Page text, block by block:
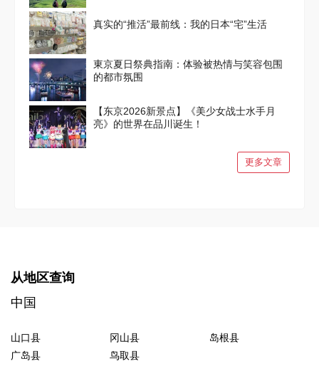
真实的“推活”最前线：我的日本“宅”生活
東京夏日祭典指南：体验被热情与笑容包围
的都市氛围
【东京2026新景点】《美少女战士水手月
亮》的世界在品川诞生！
更多文章
从地区查询
中国
山口县 冈山县
岛根县
广岛县
鸟取县